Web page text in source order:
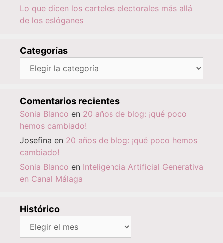
Lo que dicen los carteles electorales más allá
de los eslóganes
Categorías
Comentarios recientes
Sonia Blanco en 20 años de blog: ¡qué poco
hemos cambiado!
Josefina en 20 años de blog: ¡qué poco hemos
cambiado!
Sonia Blanco en Inteligencia Artificial Generativa
en Canal Málaga
Histórico